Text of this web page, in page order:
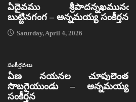
ఏదైవము శ్రీపాదన్నఖమునఁ
బుట్టినగంగ – అన్నమయ్య సంకీర్తన
Saturday, April 4, 2026
సంకీర్తనలు
ఏణ నయనల చూపులెంత
సొబగైయుండు – అన్నమయ్య
సంకీర్తన